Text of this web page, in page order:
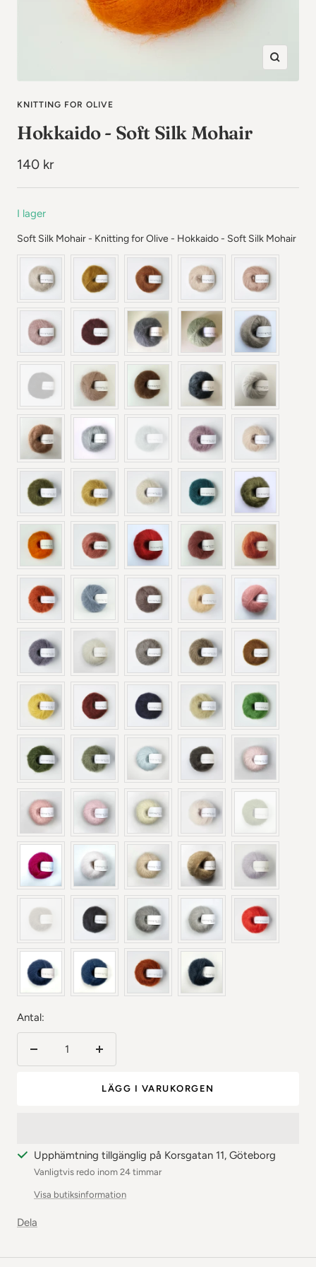
Zooma
in
KNITTING FOR OLIVE
Hokkaido - Soft Silk Mohair
Rea-
pris
140 kr
I lager
Soft Silk Mohair - Knitting for Olive- Hokkaido - Soft Silk Mohair
Antal:
Öka
LÄGG I VARUKORGEN
Upphämtning tillgänglig på Korsgatan 11, Göteborg
Vanligtvis redo inom 24 timmar
Visa butiksinformation
Dela